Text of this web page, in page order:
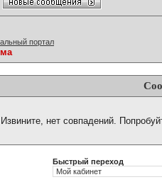
портал
Извините, нет совпадений.
Быстрый переход